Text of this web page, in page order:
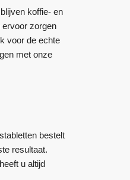
koffie- en
ervoor zorgen
voor de echte
met onze
bestelt
resultaat.
u altijd